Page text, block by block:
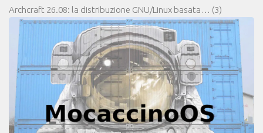
Archcraft 26.08: la distribuzione GNU/Linux basata… (3)